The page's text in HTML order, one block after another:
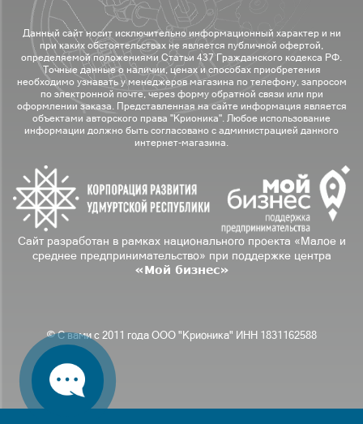
Данный сайт носит исключительно информационный характер и ни
при каких обстоятельствах не является публичной офертой,
определяемой положениями Статьи 437 Гражданского кодекса РФ.
Точные данные о наличии, ценах и способах приобретения
необходимо узнавать у менеджеров магазина по телефону, запросом
по электронной почте, через форму обратной связи или при
оформлении заказа. Представленная на сайте информация является
объектами авторского права "Крионика". Любое использование
информации должно быть согласовано с администрацией данного
интернет-магазина.
Сайт разработан в рамках национального проекта «Малое и
среднее предпринимательство» при поддержке центра
«Мой бизнес»
© С вами с 2011 года ООО "Крионика" ИНН 1831162588